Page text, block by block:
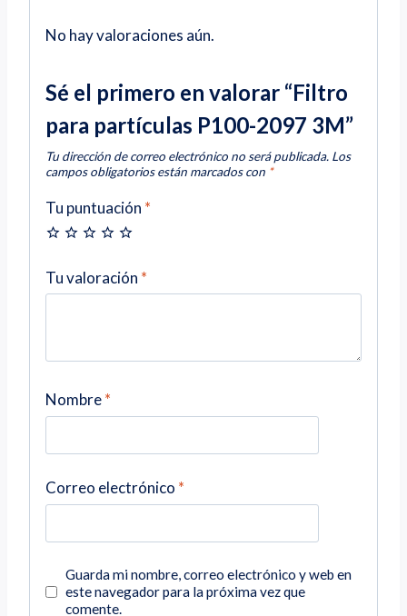
No hay valoraciones aún.
Sé el primero en valorar “Filtro
para partículas P100-2097 3M”
Tu dirección de correo electrónico no será publicada. Los
campos obligatorios están marcados con *
Tu puntuación *
Tu valoración *
Nombre*
Correo electrónico *
Guarda mi nombre, correo electrónico y web en
este navegador para la próxima vez que
comente.